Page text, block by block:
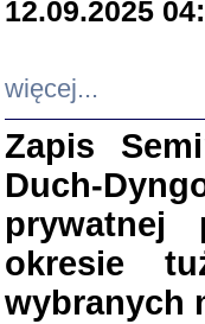
12.09.2025
więcej...
Zapis
Duch-
prywatnej
okresie
wybranych